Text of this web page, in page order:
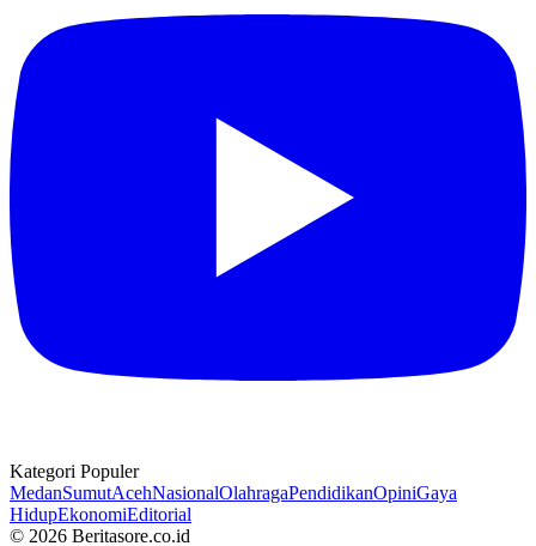
Kategori Populer
MedanSumutAcehNasionalOlahragaPendidikanOpiniGaya
HidupEkonomiEditorial
© 2026 Beritasore.co.id